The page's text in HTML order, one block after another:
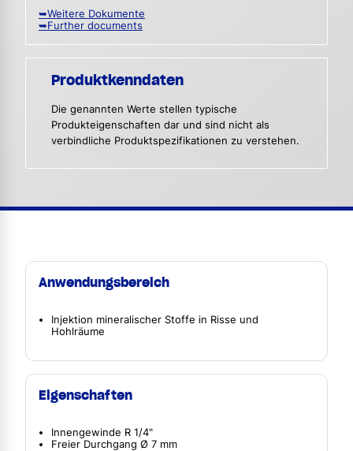
➥Weitere Dokumente
➥Further documents
Produktkenndaten
Die genannten Werte stellen typische
Produkteigenschaften dar und sind nicht als
verbindliche Produktspezifikationen zu verstehen.
Anwendungsbereich
Injektion mineralischer Stoffe in Risse und
Hohlräume
Eigenschaften
Innengewinde R 1/4"
Freier Durchgang Ø 7 mm